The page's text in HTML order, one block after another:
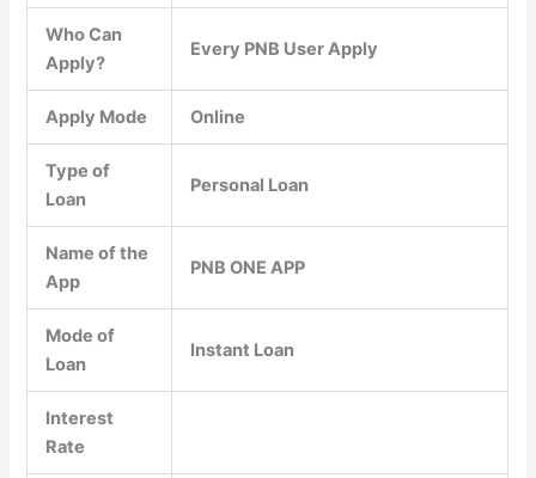
Who Can
Apply?
Every PNB User Apply
Apply Mode Online
Type of
Loan
Personal Loan
Name of the
App
PNB ONE APP
Mode of
Loan
Instant Loan
Interest
Rate